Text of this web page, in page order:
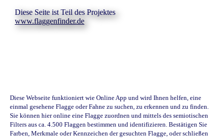
Diese Seite ist Teil des Projektes
www.flaggenfinder.de
Diese Webseite funktioniert wie Online App und wird Ihnen helfen, eine
einmal gesehene Flagge oder Fahne zu suchen, zu erkennen und zu finden.
Sie können hier online eine Flagge zuordnen und mittels des semiotischen
Filters aus ca. 4.500 Flaggen bestimmen und identifizieren. Bestätigen Sie
Farben, Merkmale oder Kennzeichen der gesuchten Flagge, oder schließen